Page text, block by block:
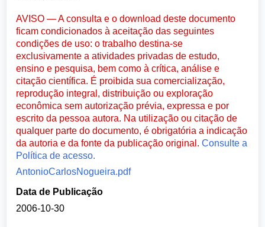
AVISO — A consulta e o download deste documento
ficam condicionados à aceitação das seguintes
condições de uso: o trabalho destina-se
exclusivamente a atividades privadas de estudo,
ensino e pesquisa, bem como à crítica, análise e
citação científica. É proibida sua comercialização,
reprodução integral, distribuição ou exploração
econômica sem autorização prévia, expressa e por
escrito da pessoa autora. Na utilização ou citação de
qualquer parte do documento, é obrigatória a indicação
da autoria e da fonte da publicação original.Consulte a
Política de acesso.
AntonioCarlosNogueira.pdf
Data de Publicação
2006-10-30